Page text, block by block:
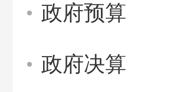
政府预算
政府决算